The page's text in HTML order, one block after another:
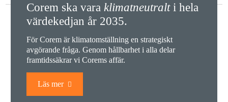
Corem ska vara klimatneutralt i hela
värdekedjan år 2035.
För Corem är klimatomställning en strategiskt
avgörande fråga. Genom hållbarhet i alla delar
framtidssäkrar vi Corems affär.
Läs mer